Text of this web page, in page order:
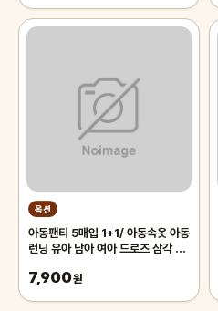
옥션
아동팬티 5매입 1+1/ 아동속옷 아동
런닝 유아 남아 여아 드로즈 삼각 사
7,900원